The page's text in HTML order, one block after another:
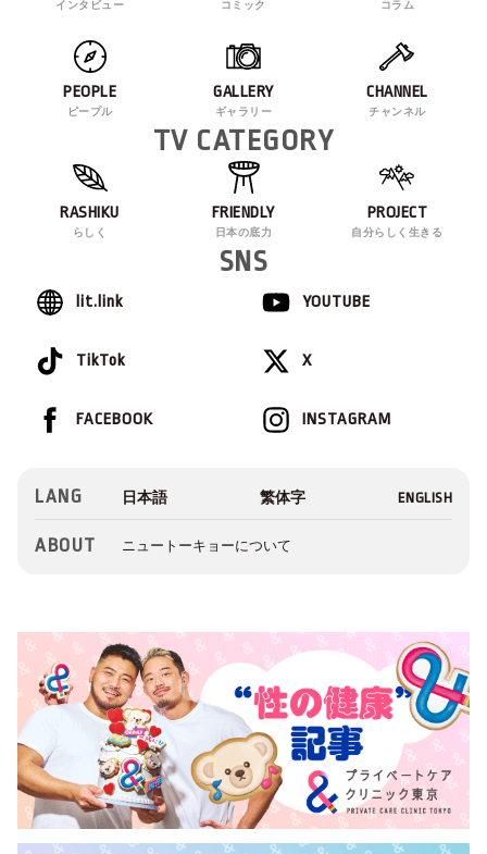
インタビュー コミック コラム
PEOPLE
ピープル
GALLERY
ギャラリー
CHANNEL
チャンネル
TV CATEGORY
RASHIKU
らしく
FRIENDLY
日本の底力
PROJECT
自分らしく生きる
SNS
lit.link YOUTUBE
TikTok X
INSTAGRAM
FACEBOOK
LANG
ABOUT ニュートーキョーについて